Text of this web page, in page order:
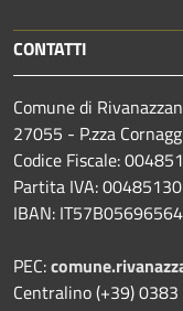
CONTATTI
Comune di
27055 - P.zza
Codice Fiscale:
Partita IVA:
IBAN:
PEC:
Centralino (+39)